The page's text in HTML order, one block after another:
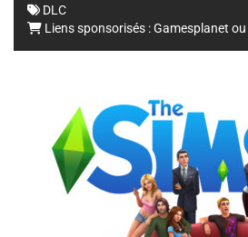
DLC
Liens sponsorisés :Gamesplanet ou